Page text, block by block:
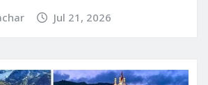
Jul 21, 2026